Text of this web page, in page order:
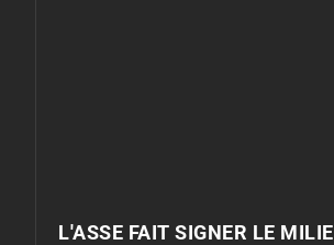
L'ASSE FAIT SIGNER LE